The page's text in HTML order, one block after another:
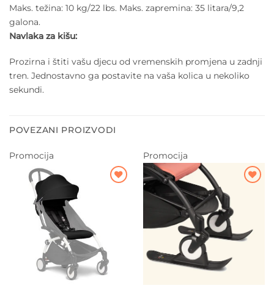
Maks. težina: 10 kg/22 lbs. Maks. zapremina: 35 litara/9,2
galona.
Navlaka za kišu:
Prozirna i štiti vašu djecu od vremenskih promjena u zadnji
tren. Jednostavno ga postavite na vaša kolica u nekoliko
sekundi.
POVEZANI PROIZVODI
Promocija Promocija